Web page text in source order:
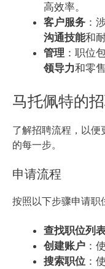
高效率。
客户服务 ：
沟通技能和
管理 ：职位
领导力和零
马托佩特的
了解招聘流程，以
的每一步。
申请流程
按照以下步骤申请职
查找职位列
创建账户 ：
搜索职位 ：